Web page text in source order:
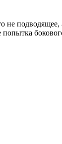
подводящее,